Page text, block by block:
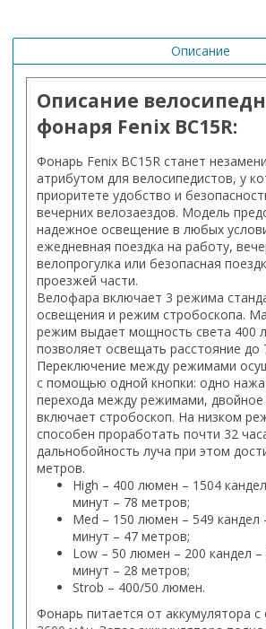
Описание
Описание
фонаря Fenix BC15R:
Фонарь Fenix BC15R станет
атрибутом для велосипедистов, у
приоритете удобство и
вечерних велозаездов. Модель
надежное освещение в любых
ежедневная поездка на работу,
велопрогулка или безопасная
проезжей части.
Велофара включает 3 режима
освещения и режим стробоскопа.
режим выдает мощность света 400
позволяет освещать расстояние до
Переключение между режимами
с помощью одной кнопки: одно
перехода между режимами,
включает стробоскоп. На низком
способен проработать почти 32
дальнобойность луча при этом
метров.
High – 400 люмен – 1504
минут – 78 метров;
Med – 150 люмен – 549 кандел
минут – 47 метров;
Low – 50 люмен – 200 кандел –
минут – 28 метров;
Strob – 400/50 люмен.
Фонарь питается от аккумулятора